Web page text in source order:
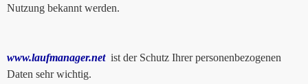
Nutzung bekannt werden.
www.laufmanager.netist der Schutz Ihrer personenbezogenen
Daten sehr wichtig.